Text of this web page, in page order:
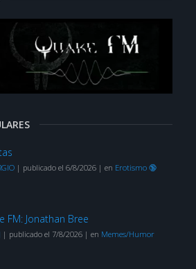
| publicado el 6/8/2026| en Erotismo 🔞
FM: Jonathan Bree
| publicado el 7/8/2026| en Memes/Humor